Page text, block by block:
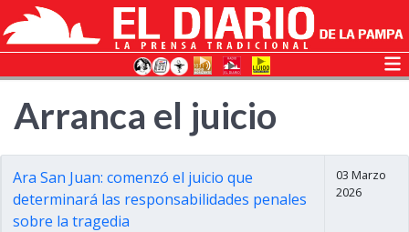
Arranca el juicio
Ara San Juan: comenzó el juicio que
determinará las responsabilidades penales
sobre la tragedia
03 Marzo
2026